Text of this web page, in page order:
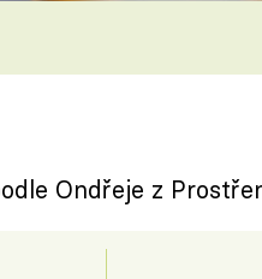
Ondřeje z